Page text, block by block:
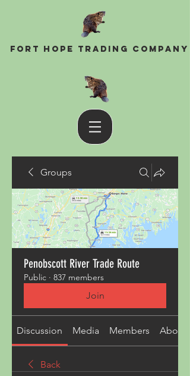
Fort Hope Trading Company
Groups
Penobscott River Trade Route
Public · 837 members
Join
Discussion Media Members About
Back